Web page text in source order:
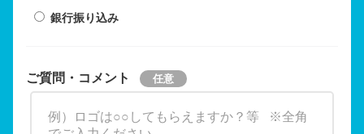
銀行振り込み
ご質問・コメント